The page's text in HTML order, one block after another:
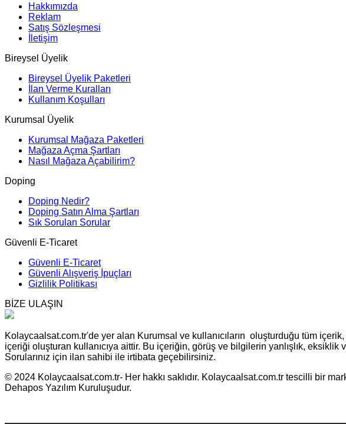
Hakkımızda
Reklam
Satış Sözleşmesi
İletişim
Bireysel Üyelik
Bireysel Üyelik Paketleri
İlan Verme Kuralları
Kullanım Koşulları
Kurumsal Üyelik
Kurumsal Mağaza Paketleri
Mağaza Açma Şartları
Nasıl Mağaza Açabilirim?
Doping
Doping Nedir?
Doping Satın Alma Şartları
Sık Sorulan Sorular
Güvenli E-Ticaret
Güvenli E-Ticaret
Güvenli Alışveriş İpuçları
Gizlilik Politikası
BİZE ULAŞIN
Kolaycaalsat.com.tr'de yer alan Kurumsal ve kullanıcıların oluşturduğu tüm
içeriği oluşturan kullanıcıya aittir. Bu içeriğin, görüş ve bilgilerin yanlışlık,
Sorularınız için ilan sahibi ile irtibata geçebilirsiniz.
© 2024 Kolaycaalsat.com.tr- Her hakkı saklıdır. Kolaycaalsat.com.tr tescilli bir
Dehapos Yazılım Kuruluşudur.